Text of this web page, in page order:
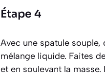
Étape 4
Avec une spatule
mélange liquide. Faites
et en soulevant la